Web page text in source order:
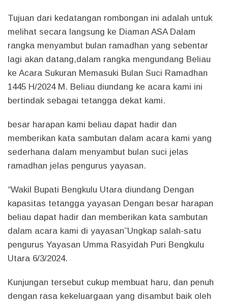
Tujuan dari kedatangan rombongan ini adalah untuk
melihat secara langsung ke Diaman ASA Dalam
rangka menyambut bulan ramadhan yang sebentar
lagi akan datang,dalam rangka mengundang Beliau
ke Acara Sukuran Memasuki Bulan Suci Ramadhan
1445 H/2024 M. Beliau diundang ke acara kami ini
bertindak sebagai tetangga dekat kami.
besar harapan kami beliau dapat hadir dan
memberikan kata sambutan dalam acara kami yang
sederhana dalam menyambut bulan suci jelas
ramadhan jelas pengurus yayasan.
“Wakil Bupati Bengkulu Utara diundang Dengan
kapasitas tetangga yayasan Dengan besar harapan
beliau dapat hadir dan memberikan kata sambutan
dalam acara kami di yayasan”Ungkap salah-satu
pengurus Yayasan Umma Rasyidah Puri Bengkulu
Utara 6/3/2024.
Kunjungan tersebut cukup membuat haru, dan penuh
dengan rasa kekeluargaan yang disambut baik oleh